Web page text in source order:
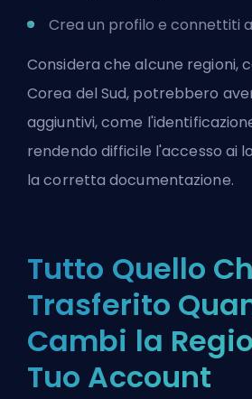
Crea un profilo e connettiti
Considera che alcune regioni,
Corea del Sud, potrebbero
aggiuntivi, come
rendendo difficile l'accesso ai
la corretta documentazione.
Tutto Quello
Trasferito
Cambi la
Tuo Account